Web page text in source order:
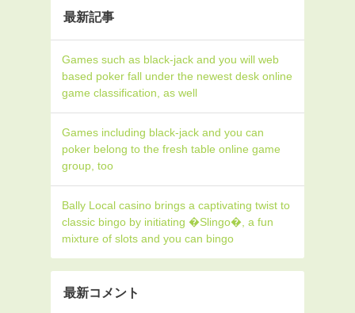
最新記事
Games such as black-jack and you will web
based poker fall under the newest desk online
game classification, as well
Games including black-jack and you can
poker belong to the fresh table online game
group, too
Bally Local casino brings a captivating twist to
classic bingo by initiating �Slingo�, a fun
mixture of slots and you can bingo
最新コメント